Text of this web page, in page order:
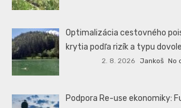
Optimalizácia cestovného
krytia podľa rizík a typu
2. 8. 2026 Jankoš No
Podpora Re-use ekonomiky: